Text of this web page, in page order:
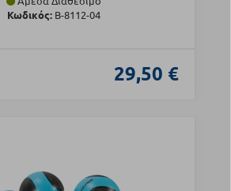
Κωδικός: Β-8112-04
29,50 €